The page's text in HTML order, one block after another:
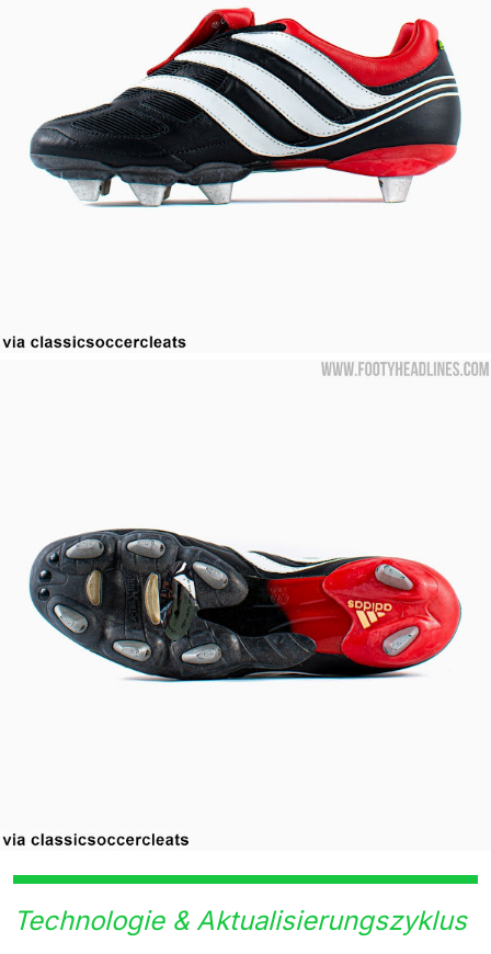
Technologie & Aktualisierungszyklus